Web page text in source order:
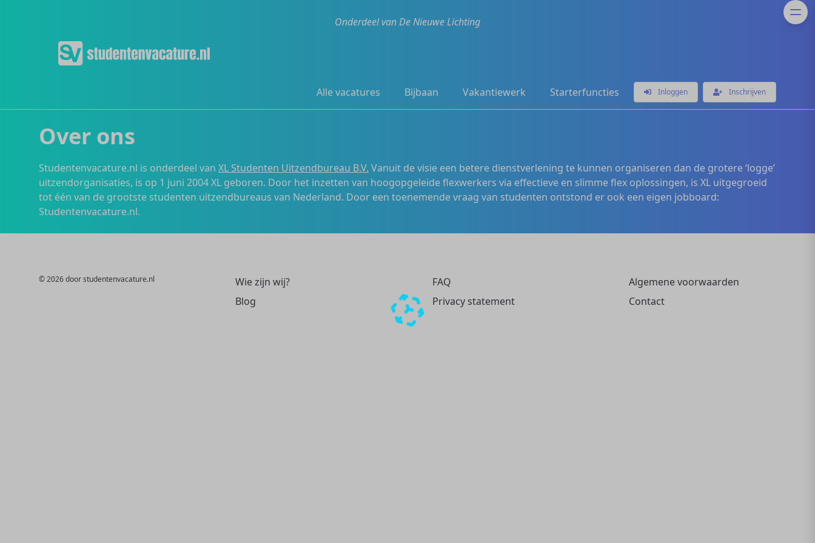
Onderdeel van De Nieuwe Lichting
Alle vacatures Bijbaan Vakantiewerk Starterfuncties Inloggen Inschrijven
Over ons
Studentenvacature.nl is onderdeel van XL Studenten Uitzendbureau B.V. Vanuit de visie een betere dienstverlening te kunnen organiseren dan de grotere ‘logge’
uitzendorganisaties, is op 1 juni 2004 XL geboren. Door het inzetten van hoogopgeleide flexwerkers via effectieve en slimme flex oplossingen, is XL uitgegroeid
tot één van de grootste studenten uitzendbureaus van Nederland. Door een toenemende vraag van studenten ontstond er ook een eigen jobboard:
Studentenvacature.nl.
© 2026 door studentenvacature.nl
Wie zijn wij?
Blog
FAQ
Privacy statement
Algemene voorwaarden
Contact